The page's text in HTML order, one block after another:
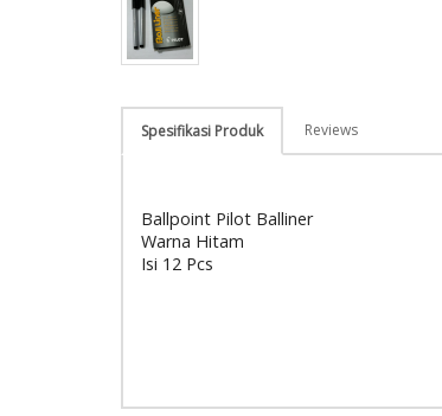
Spesifikasi Produk Reviews
Ballpoint Pilot Balliner
Warna Hitam
Isi 12 Pcs